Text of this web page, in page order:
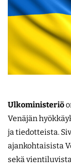
Ulkoministeriö
Venäjän
ja tiedotteista.
ajankohtaisista
sekä